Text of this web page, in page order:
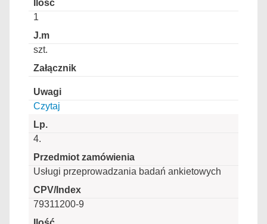
1
szt.
Czytaj
4.
Usługi przeprowadzania badań ankietowych
79311200-9